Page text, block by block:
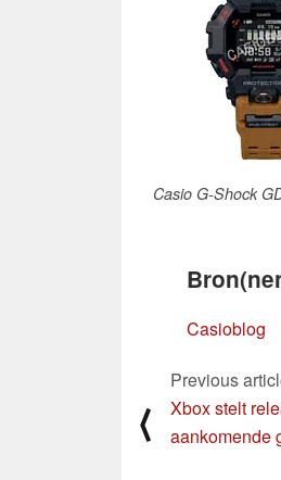
Casio G-Shock
Casioblog
⟨
Previous
Xbox stelt
aankomende